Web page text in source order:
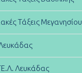
Τάξεις Μεγανησίου
Λευκάδας
Λευκάδας